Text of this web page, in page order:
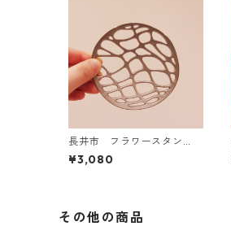
長井市 フラワースタン
ド 水面
¥3,080
その他の商品